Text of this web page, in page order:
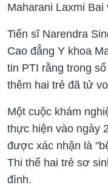
Maharani Laxmi Bai
Tiến sĩ Narendra
Cao đẳng Y khoa
tin PTI rằng trong
thêm hai trẻ đã tử
Một cuộc khám
thực hiện vào ngày
được xác nhận là
Thi thể hai trẻ sơ
đình.